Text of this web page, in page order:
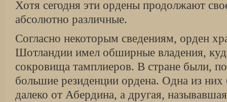
Хотя сегодня эти ордены продолжают
абсолютно различные.
Согласно некоторым сведениям, орден
Шотландии имел обширные владения,
сокровища тамплиеров. В стране были,
большие резиденции ордена. Одна из них
далеко от Абердина, а другая,